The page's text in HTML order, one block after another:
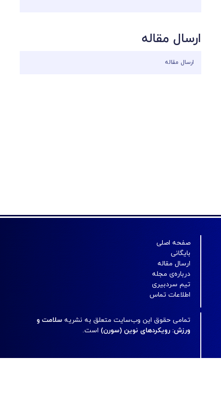
ارسال مقاله
ارسال مقاله
صفحه اصلی
بایگانی
ارسال مقاله
درباره‌ی مجله
تیم سردبیری
اطلاعات تماس
تمامی حقوق این وب‌سایت متعلق به نشریه سلامت و
ورزش: رویکردهای نوین (سورن) است.
مجلهسورن